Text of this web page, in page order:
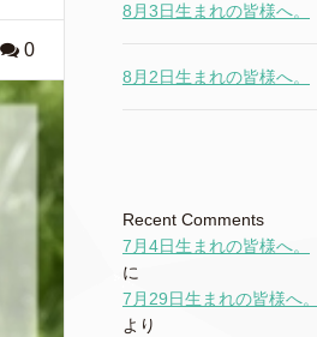
0
8月3日生まれの皆様へ。
8月2日生まれの皆様へ。
Recent Comments
7月4日生まれの皆様へ。
に
7月29日生まれの皆様へ。
より